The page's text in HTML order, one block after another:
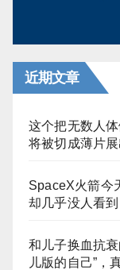
近期文章
这个把无数人
将被切成薄片展
SpaceX火箭今
却几乎没人看到
和儿子换血抗
儿版的自己”